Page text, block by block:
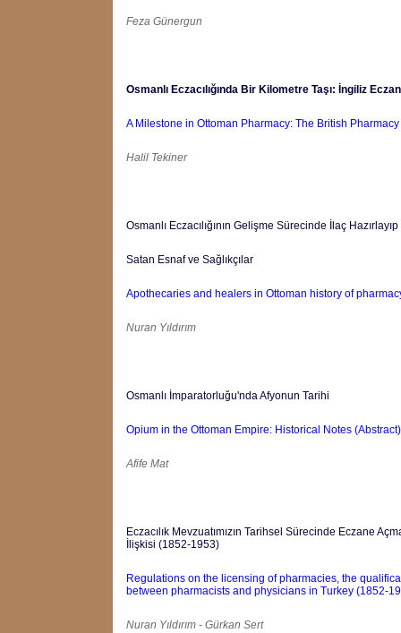
Feza Günergun
Osmanlı Eczacılığında Bir Kilometre Taşı: İngiliz
A Milestone in Ottoman Pharmacy: The British
Halil Tekiner
Osmanlı Eczacılığının Gelişme Sürecinde İlaç Hazırlayıp
Satan Esnaf ve Sağlıkçılar
Apothecaries and healers in Ottoman history of
Nuran Yıldırım
Osmanlı İmparatorluğu'nda Afyonun Tarihi
Opium in the Ottoman Empire: Historical Notes (Abstract)
Afife Mat
Eczacılık Mevzuatımızın Tarihsel Sürecinde Eczane
İlişkisi (1852-1953)
Regulations on the licensing of pharmacies, the
between pharmacists and physicians in Turkey (1852-
Nuran Yıldırım - Gürkan Sert